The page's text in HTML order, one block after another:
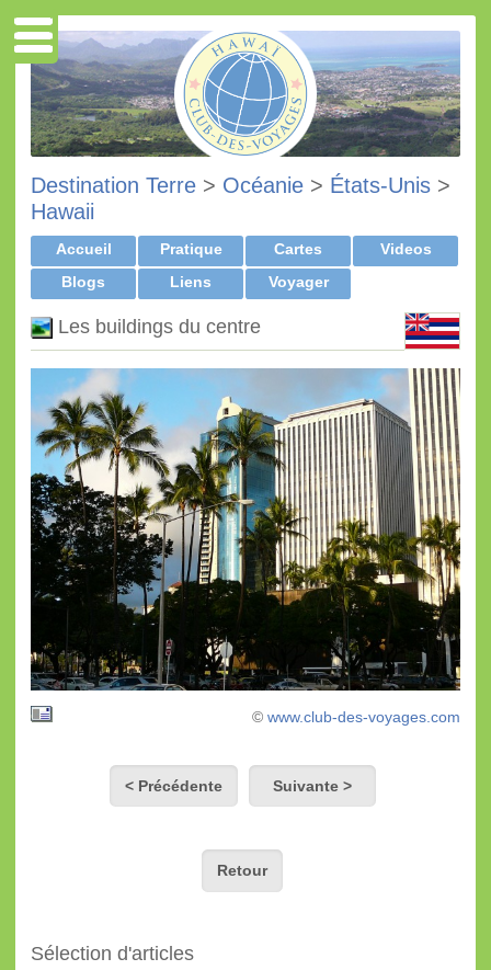
Destination Terre > Océanie > États-Unis >
Hawaii
Accueil Pratique Cartes
Videos
Blogs
Liens Voyager
Les buildings du centre
© www.club-des-voyages.com
< Précédente Suivante >
Retour
Sélection d'articles